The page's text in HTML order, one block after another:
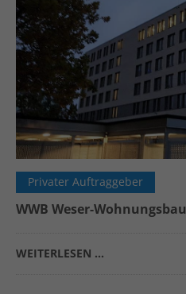
Privater Auftraggeber
WWB Weser-Wohnungsbau
WEITERLESEN …